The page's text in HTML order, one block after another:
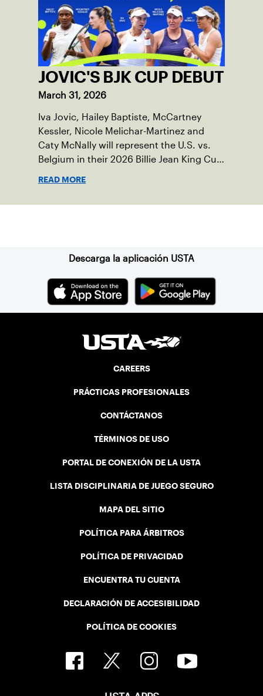
JOVIC'S BJK CUP DEBUT
March 31, 2026
Iva Jovic, Hailey Baptiste, McCartney
Kessler, Nicole Melichar-Martinez and
Caty McNally will represent the U.S. vs.
Belgium in their 2026 Billie Jean King Cup
READ MORE
Descarga la aplicación USTA
CAREERS
PRÁCTICAS PROFESIONALES
CONTÁCTANOS
TÉRMINOS DE USO
PORTAL DE CONEXIÓN DE LA USTA
LISTA DISCIPLINARIA DE JUEGO SEGURO
MAPA DEL SITIO
POLÍTICA PARA ÁRBITROS
POLÍTICA DE PRIVACIDAD
ENCUENTRA TU CUENTA
DECLARACIÓN DE ACCESIBILIDAD
POLÍTICA DE COOKIES